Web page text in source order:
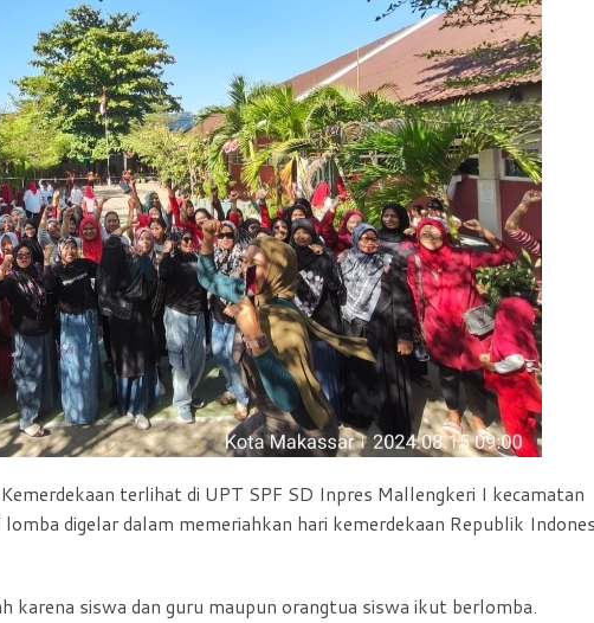
terlihat di UPT SPF SD Inpres Mallengkeri I kecamatan
digelar dalam memeriahkan hari kemerdekaan Republik
karena siswa dan guru maupun orangtua siswa ikut berlomba.